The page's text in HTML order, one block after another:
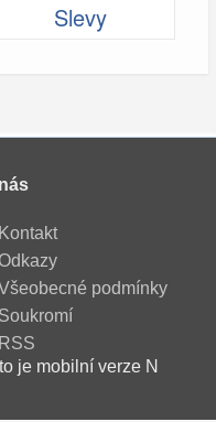
Slevy
Kontakt
podmínky
Soukromí
RSS
je mobilní verze N